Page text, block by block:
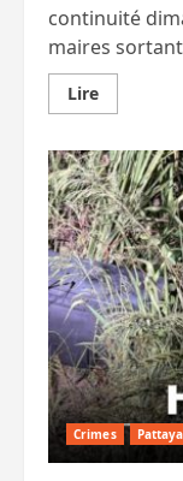
continuité
maires
LireEn
savoir
Bangkok
et
Pattaya
:
les
sortants
confortés
dans
les
urnes
Crimes Pattaya